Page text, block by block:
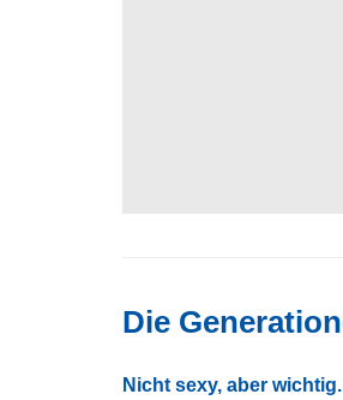
Die
Nicht sexy, aber wichtig.